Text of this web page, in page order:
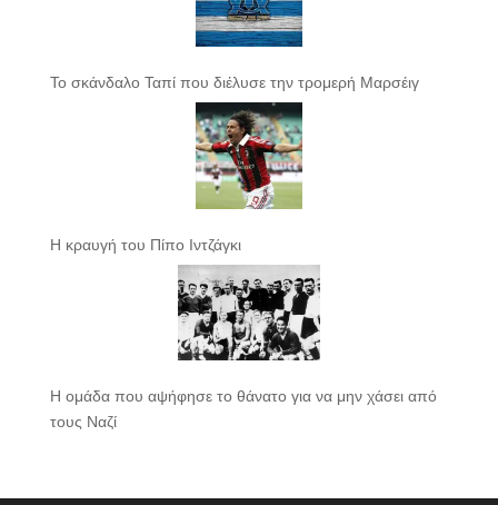
Το σκάνδαλο Ταπί που διέλυσε την τρομερή Μαρσέιγ
Η κραυγή του Πίπο Ιντζάγκι
Η ομάδα που αψήφησε το θάνατο για να μην χάσει από
τους Ναζί